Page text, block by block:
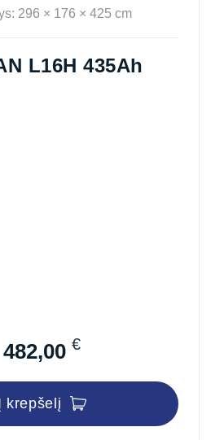
296 × 176 × 425 cm
TROJAN L16H 435Ah
482,00 €
krepšelį